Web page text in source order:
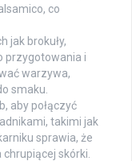
co
jak brokuły,
przygotowania i
warzywa,
smaku.
aby połączyć
takimi jak
sprawia, że
skórki.